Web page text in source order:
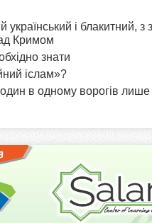
і блакитний, з
Кримом
знати
іслам»?
в одному ворогів лише